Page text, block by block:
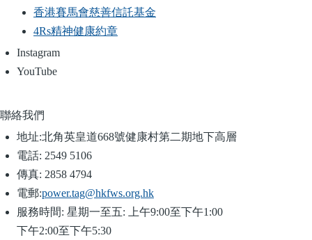
香港賽馬會慈善信託基金
4Rs精神健康約章
Instagram
YouTube
聯絡我們
地址:北角英皇道668號健康村第二期地下高層
電話: 2549 5106
傳真: 2858 4794
電郵:power.tag@hkfws.org.hk
服務時間: 星期一至五: 上午9:00至下午1:00
下午2:00至下午5:30